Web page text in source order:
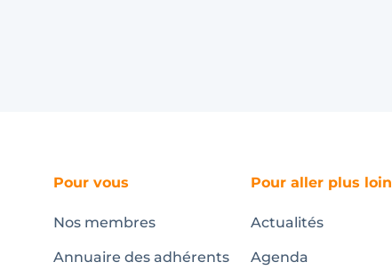
Pour vous
Nos membres
Annuaire des adhérents
Pour aller plus loin
Actualités
Agenda